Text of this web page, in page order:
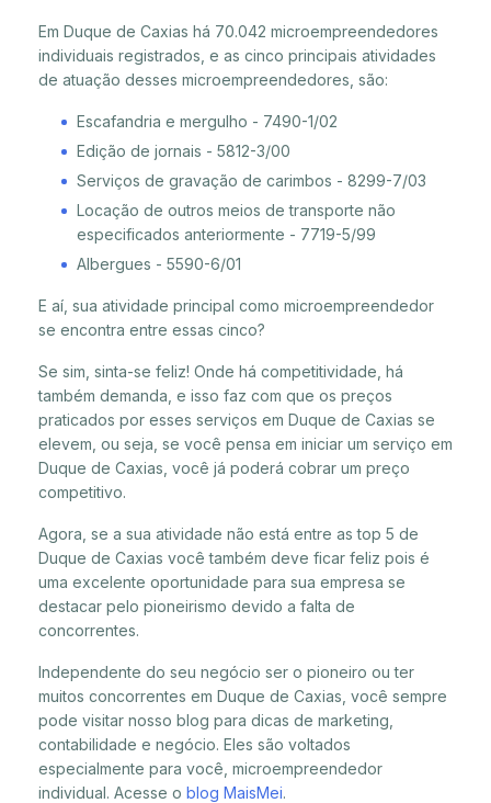
Em Duque de Caxias há 70.042 microempreendedores
individuais registrados, e as cinco principais atividades
de atuação desses microempreendedores, são:
Escafandria e mergulho - 7490-1/02
Edição de jornais - 5812-3/00
Serviços de gravação de carimbos - 8299-7/03
Locação de outros meios de transporte não
especificados anteriormente - 7719-5/99
Albergues - 5590-6/01
E aí, sua atividade principal como microempreendedor
se encontra entre essas cinco?
Se sim, sinta-se feliz! Onde há competitividade, há
também demanda, e isso faz com que os preços
praticados por esses serviços em Duque de Caxias se
elevem, ou seja, se você pensa em iniciar um serviço em
Duque de Caxias, você já poderá cobrar um preço
competitivo.
Agora, se a sua atividade não está entre as top 5 de
Duque de Caxias você também deve ficar feliz pois é
uma excelente oportunidade para sua empresa se
destacar pelo pioneirismo devido a falta de
concorrentes.
Independente do seu negócio ser o pioneiro ou ter
muitos concorrentes em Duque de Caxias, você sempre
pode visitar nosso blog para dicas de marketing,
contabilidade e negócio. Eles são voltados
especialmente para você, microempreendedor
individual. Acesse o blog MaisMei.